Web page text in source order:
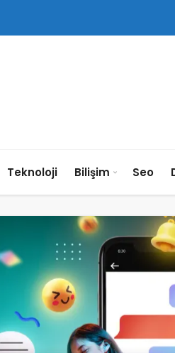
Teknikleri: Yavaşl
Teknoloji Bilişim Seo